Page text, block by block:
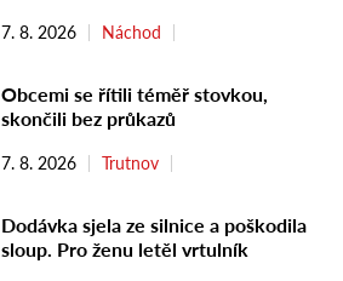
7. 8. 2026 Náchod
Obcemi se řítili téměř stovkou,
skončili bez průkazů
7. 8. 2026 Trutnov
Dodávka sjela ze silnice a poškodila
sloup. Pro ženu letěl vrtulník